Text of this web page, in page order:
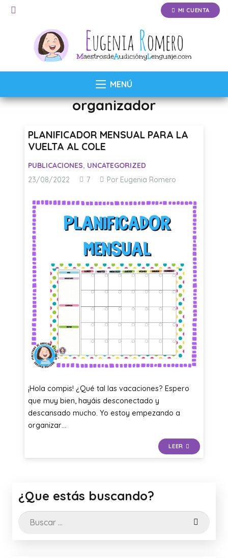
MI CUENTA
MENÚ
organizador
PLANIFICADOR MENSUAL PARA LA
VUELTA AL COLE
PUBLICACIONES, UNCATEGORIZED
23/08/2022
7Comentarios
Por Eugenia Romero
¡Hola compis! ¿Qué tal las vacaciones? Espero
que muy bien, hayáis desconectado y
descansado mucho. Yo estoy empezando a
organizar…
LEER
¿Que estás buscando?
Buscar: